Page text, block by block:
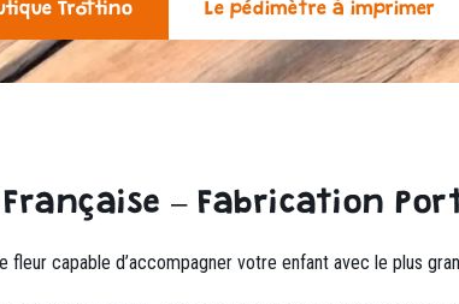
Trottino Le pédimètre à imprimer
– Fabrication
fleur capable d’accompagner votre enfant avec le plus